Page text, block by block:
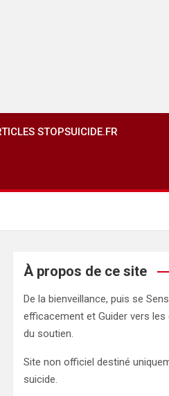
STOPSUICIDE.FR
À propos de ce site
De la bienveillance, puis se
efficacement et Guider vers
du soutien.
Site non officiel destiné
suicide.